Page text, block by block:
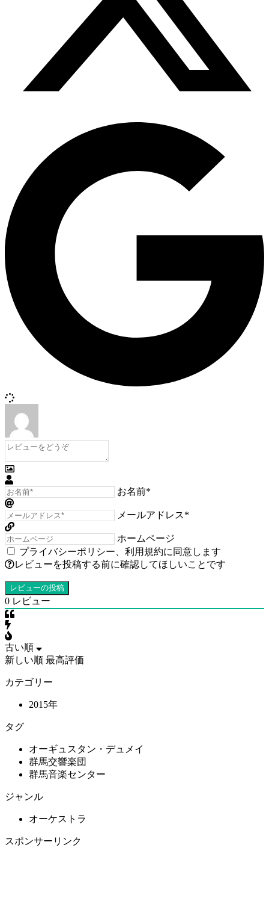
お名前*
メールアドレス*
ホームページ
プライバシーポリシー
利用規約に同意します
レビューを投稿する前に確認してほしいことです
0 レビュー
古い順
新しい順 最高評価
カテゴリー
2015年
タグ
オーギュスタン・デュメイ
群馬交響楽団
群馬音楽センター
ジャンル
オーケストラ
スポンサーリンク